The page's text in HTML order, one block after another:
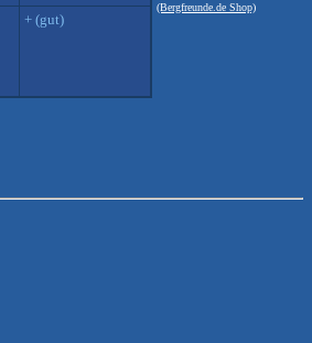
+ (gut)
(Bergfreunde.de Shop)